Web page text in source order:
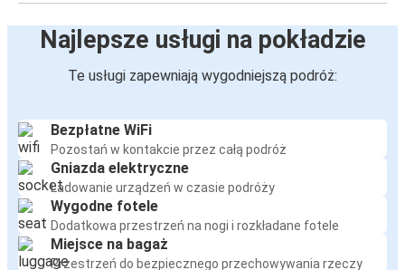
Najlepsze usługi na pokładzie
Te usługi zapewniają wygodniejszą podróż:
Bezpłatne WiFi
Pozostań w kontakcie przez całą podróż
Gniazda elektryczne
Ładowanie urządzeń w czasie podróży
Wygodne fotele
Dodatkowa przestrzeń na nogi i rozkładane fotele
Miejsce na bagaż
Przestrzeń do bezpiecznego przechowywania rzeczy